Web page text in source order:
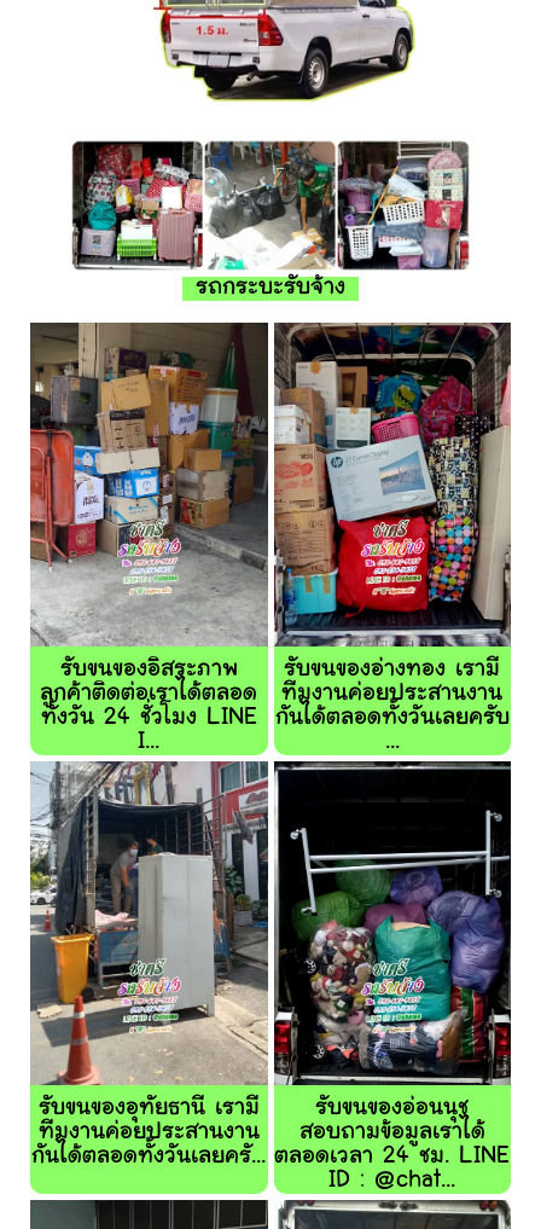
รถกระบะรับจ้าง
รับขนของอิสระภาพ
ลูกค้าติดต่อเราได้ตลอด
ทั้งวัน 24 ชั่วโมง LINE
I...
รับขนของอ่างทอง เรามี
ทีมงานค่อยประสานงาน
กันได้ตลอดทั้งวันเลยครับ
...
รับขนของอุทัยธานี เรามี
ทีมงานค่อยประสานงาน
กันได้ตลอดทั้งวันเลยครั...
รับขนของอ่อนนุช
สอบถามข้อมูลเราได้
ตลอดเวลา 24 ชม. LINE
ID : @chat...